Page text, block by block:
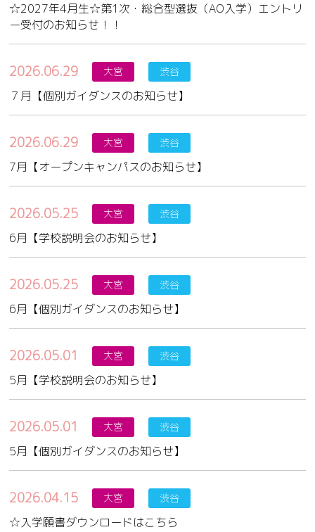
☆2027年4月生☆第1次・総合型選抜（AO入学）エントリ
ー受付のお知らせ！！
2026.06.29 大宮 渋谷
７月【個別ガイダンスのお知らせ】
2026.06.29 大宮 渋谷
7月【オープンキャンパスのお知らせ】
2026.05.25 大宮 渋谷
6月【学校説明会のお知らせ】
2026.05.25 大宮 渋谷
6月【個別ガイダンスのお知らせ】
2026.05.01 大宮 渋谷
5月【学校説明会のお知らせ】
2026.05.01 大宮 渋谷
5月【個別ガイダンスのお知らせ】
2026.04.15 大宮 渋谷
☆入学願書ダウンロードはこちら